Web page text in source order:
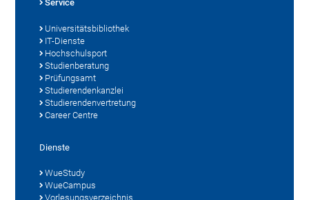
Service
Universitätsbibliothek
IT-Dienste
Hochschulsport
Studienberatung
Prüfungsamt
Studierendenkanzlei
Studierendenvertretung
Career Centre
Dienste
WueStudy
WueCampus
Vorlesungsverzeichnis